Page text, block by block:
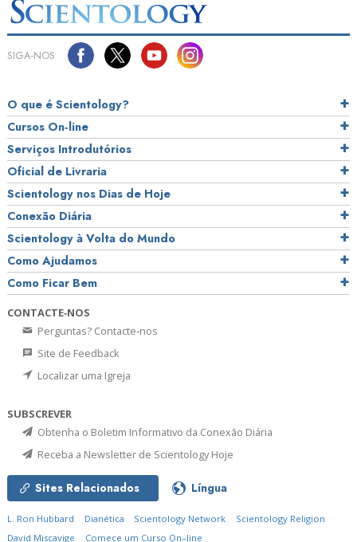
SIGA‑NOS
O que é Scientology?
Cursos On‑line
Serviços Introdutórios
Oficial de Livraria
Scientology nos Dias de Hoje
Conexão Diária
Scientology à Volta do Mundo
Como Ajudamos
Como Ficar Bem
CONTACTE‑NOS
Perguntas? Contacte‑nos
Site de Feedback
Localizar uma Igreja
SUBSCREVER
Obtenha o Boletim Informativo da Conexão Diária
Receba a Newsletter de Scientology Hoje
Sites Relacionados Língua
L. Ron Hubbard Dianética Scientology Network
Scientology Religion
David Miscavige
Comece um Curso On–line